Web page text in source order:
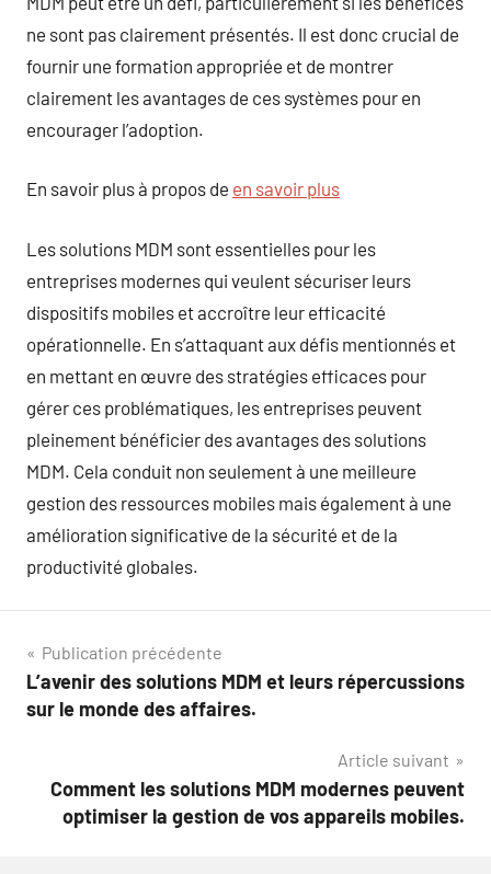
ne sont pas clairement présentés. Il est donc crucial de
fournir une formation appropriée et de montrer
clairement les avantages de ces systèmes pour en
encourager l’adoption.
En savoir plus à propos de en savoir plus
Les solutions MDM sont essentielles pour les
entreprises modernes qui veulent sécuriser leurs
dispositifs mobiles et accroître leur efficacité
opérationnelle. En s’attaquant aux défis mentionnés et
en mettant en œuvre des stratégies efficaces pour
gérer ces problématiques, les entreprises peuvent
pleinement bénéficier des avantages des solutions
MDM. Cela conduit non seulement à une meilleure
gestion des ressources mobiles mais également à une
amélioration significative de la sécurité et de la
productivité globales.
Navigation
de
Publication précédente
L’avenir des solutions MDM et leurs répercussions
sur le monde des affaires.
Article suivant
Comment les solutions MDM modernes peuvent
optimiser la gestion de vos appareils mobiles.